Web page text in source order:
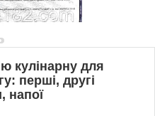
кулінарну для
перші, другі
напої